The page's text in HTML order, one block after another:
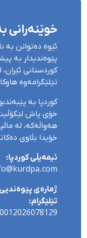
خوێنەرانی
ئێوە دەتوانن بە
پێوەندیدار بە
کوردستانی
تێلێگرامەوە
کوردپا بە
خۆی پاش
هەواڵەکە، لە
خۆیدا بڵاوی
ئیمەیڵی کوردپا:
ژمارەی
تێلێگرام:
0012026078129